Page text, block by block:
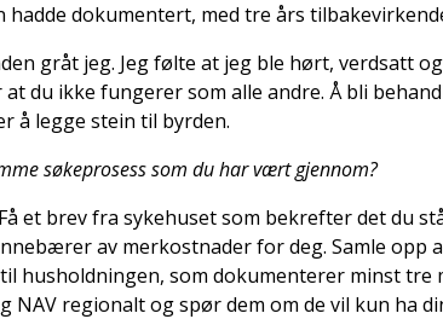
dokumentert, med tre års
gråt jeg. Jeg følte at jeg ble hørt, verdsatt
du ikke fungerer som alle andre. Å bli
å legge stein til byrden.
søkeprosess som du har vært gjennom?
et brev fra sykehuset som bekrefter det du
av merkostnader for deg. Samle opp
husholdningen, som dokumenterer minst tre
NAV regionalt og spør dem om de vil kun ha